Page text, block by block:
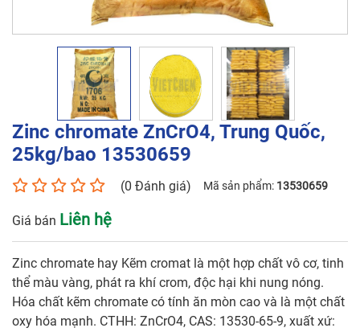
Zinc chromate ZnCrO4, Trung Quốc,
25kg/bao 13530659
(0 Đánh giá) Mã sản phẩm: 13530659
Giá bán Liên hệ
Zinc chromate hay Kẽm cromat là một hợp chất vô cơ, tinh
thể màu vàng, phát ra khí crom, độc hại khi nung nóng.
Hóa chất kẽm chromate có tính ăn mòn cao và là một chất
oxy hóa mạnh. CTHH: ZnCrO4, CAS: 13530-65-9, xuất xứ:
Zinc chromate ZnCrO4, Trung
Quốc, 25kg/bao 13530659
Tên liên hệ*
Số điện thoại*
Email*
Yêu cầu báo giá